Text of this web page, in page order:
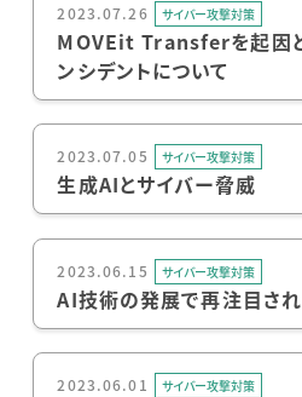
2023.07.26 サイバー攻撃対策
MOVEit Transferを起因と
ンシデントについて
2023.07.05 サイバー攻撃対策
生成AIとサイバー脅威
2023.06.15 サイバー攻撃対策
AI技術の発展で再注目さ
2023.06.01 サイバー攻撃対策